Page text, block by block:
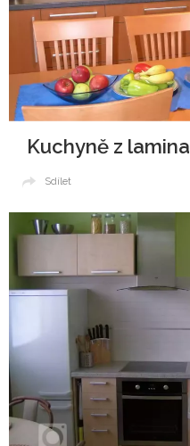
Kuchyně z lamina
Sdílet